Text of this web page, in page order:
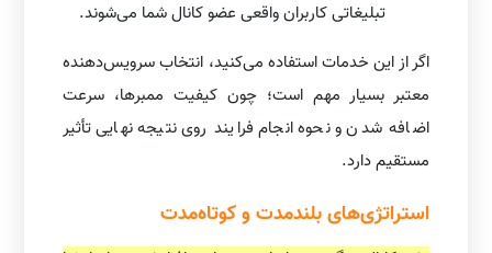
تبلیغاتی کاربران واقعی عضو کانال شما می‌شوند.
اگر از این خدمات استفاده می‌کنید، انتخاب سرویس‌دهنده
معتبر بسیار مهم است؛ چون کیفیت ممبرها، سرعت
اضافه شدن و نحوه انجام فرایند روی نتیجه نهایی تأثیر
مستقیم دارد.
استراتژی‌های بلندمدت و کوتاه‌مدت